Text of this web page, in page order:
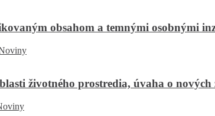
obsahom a temnými osobnými
životného prostredia, úvaha o nových